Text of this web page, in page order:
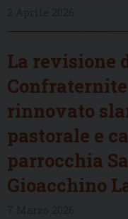
La revisione
rinnovato
pastorale e
parrocchia
Gioacchino